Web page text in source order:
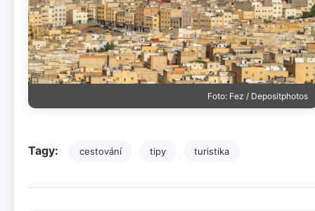
Foto: Fez / Depositphotos
Tagy: cestování tipy turistika